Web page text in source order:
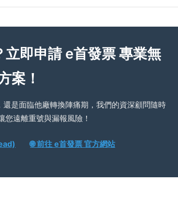
即申請 e首發票 專業無
案！
是面臨他廠轉換陣痛期，我們的資深顧問隨時
您遠離重號與漏報風險！
🌐 前往 e首發票 官方網站